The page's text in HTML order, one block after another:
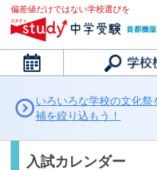
偏差値だけではない学校選びを
カレンダー
いろいろな学校の文化
補を絞り込もう！
入試カレンダー